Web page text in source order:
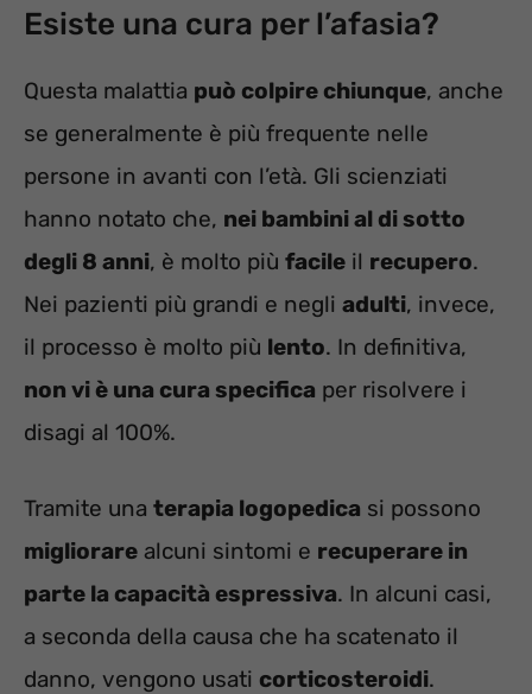
Esiste una cura per l’afasia?
Questa malattia può colpire chiunque, anche
se generalmente è più frequente nelle
persone in avanti con l’età. Gli scienziati
hanno notato che, nei bambini al di sotto
degli 8 anni, è molto più facile il recupero.
Nei pazienti più grandi e negli adulti, invece,
il processo è molto più lento. In definitiva,
non vi è una cura specifica per risolvere i
disagi al 100%.
Tramite una terapia logopedica si possono
migliorare alcuni sintomi e recuperare in
parte la capacità espressiva. In alcuni casi,
a seconda della causa che ha scatenato il
danno, vengono usati corticosteroidi.